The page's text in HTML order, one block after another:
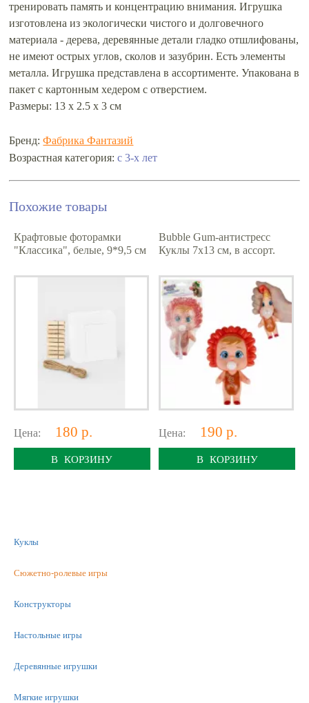
тренировать память и концентрацию внимания. Игрушка
изготовлена из экологически чистого и долговечного
материала - дерева, деревянные детали гладко отшлифованы,
не имеют острых углов, сколов и зазубрин. Есть элементы
металла. Игрушка представлена в ассортименте. Упакована в
пакет с картонным хедером с отверстием.
Размеры: 13 х 2.5 х 3 см
Бренд:Фабрика Фантазий
Возрастная категория:с 3-х лет
Похожие товары
Крафтовые фоторамки
"Классика", белые, 9*9,5 см
Цена: 180 р.
В КОРЗИНУ
Bubble Gum-антистресс
Куклы 7х13 см, в ассорт.
Цена: 190 р.
В КОРЗИНУ
Куклы
Сюжетно-ролевые игры
Конструкторы
Настольные игры
Деревянные игрушки
Мягкие игрушки